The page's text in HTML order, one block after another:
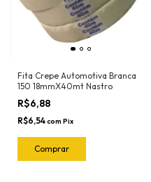
Fita Crepe Automotiva Branca
150 18mmX40mt Nastro
R$6,88
R$6,54com Pix